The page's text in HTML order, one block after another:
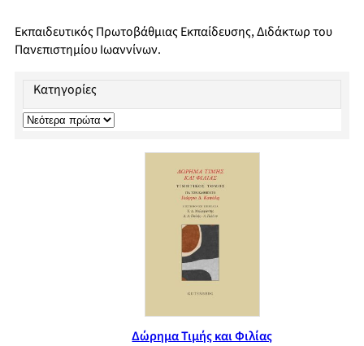
Εκπαιδευτικός Πρωτοβάθμιας Εκπαίδευσης, Διδάκτωρ του
Πανεπιστημίου Ιωαννίνων.
Κατηγορίες
Δώρημα Τιμής και Φιλίας